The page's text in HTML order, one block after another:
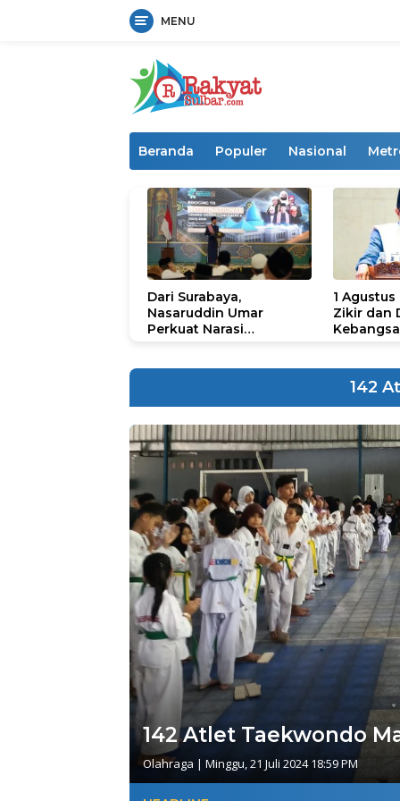
MENU
Beranda Populer Nasional
Dari Surabaya,
Nasaruddin Umar
Perkuat Narasi
1
Zikir dan
142
142 Atlet Taekwondo
Olahraga | Minggu, 21 Juli 2024 18:59 PM